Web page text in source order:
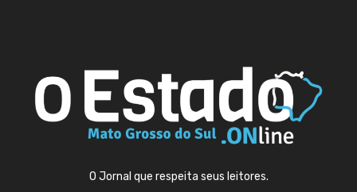
O Jornal que respeita seus leitores.